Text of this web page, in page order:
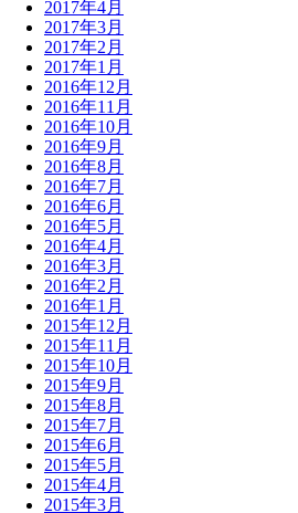
2017年4月
2017年3月
2017年2月
2017年1月
2016年12月
2016年11月
2016年10月
2016年9月
2016年8月
2016年7月
2016年6月
2016年5月
2016年4月
2016年3月
2016年2月
2016年1月
2015年12月
2015年11月
2015年10月
2015年9月
2015年8月
2015年7月
2015年6月
2015年5月
2015年4月
2015年3月